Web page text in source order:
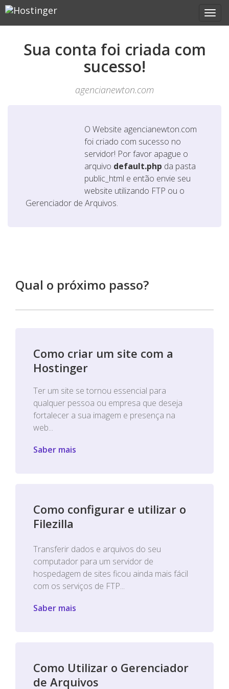
Sua conta foi criada com
sucesso!
agencianewton.com
O Website agencianewton.com
foi criado com sucesso no
servidor! Por favor apague o
arquivo default.php da pasta
public_html e então envie seu
website utilizando FTP ou o
Gerenciador de Arquivos.
Qual o próximo passo?
Como criar um site com a
Hostinger
Ter um site se tornou essencial para
qualquer pessoa ou empresa que deseja
fortalecer a sua imagem e presença na
web...
Saber mais
Como configurar e utilizar o
Filezilla
Transferir dados e arquivos do seu
computador para um servidor de
hospedagem de sites ficou ainda mais fácil
com os serviços de FTP...
Saber mais
Como Utilizar o Gerenciador
de Arquivos